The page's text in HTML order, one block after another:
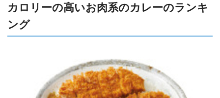
カロリーの高いお肉系のカレーのランキ
ング